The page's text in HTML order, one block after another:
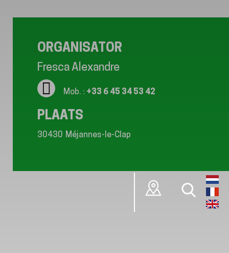
ORGANISATOR
Fresca Alexandre
Mob. : +33 6 45 34 53 42
PLAATS
30430 Méjannes-le-Clap